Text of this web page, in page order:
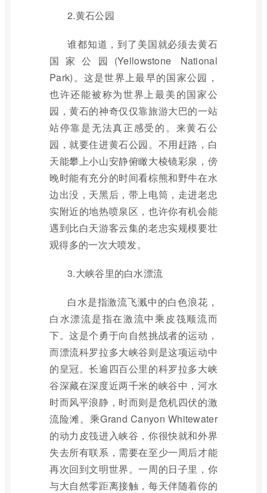
2.黄石公园
谁都知道，到了美国就必须去黄石
国家公园(Yellowstone National
Park)。这是世界上最早的国家公园，
也许还能被称为世界上最美的国家公
园，黄石的神奇仅仅靠旅游大巴的一站
站停靠是无法真正感受的。来黄石公
园，就要住进黄石公园。不用赶路，白
天能攀上小山安静俯瞰大棱镜彩泉，傍
晚时能有充分的时间看棕熊和野牛在水
边出没，天黑后，带上电筒，走进老忠
实附近的地热喷泉区，也许你有机会能
遇到比白天游客云集的老忠实规模要壮
观得多的一次大喷发。
3.大峡谷里的白水漂流
白水是指激流飞溅中的白色浪花，
白水漂流是指在激流中乘皮筏顺流而
下。这是个勇于向自然挑战者的运动，
而漂流科罗拉多大峡谷则是这项运动中
的皇冠。长逾四百公里的科罗拉多大峡
谷深藏在深度近两千米的峡谷中，河水
时而风平浪静，时而则是危机四伏的激
流险滩。乘Grand Canyon Whitewater
的动力皮筏进入峡谷，你很快就和外界
失去所有联系，需要在至少一周后才能
再次回到文明世界。一周的日子里，你
与大自然零距离接触，每天伴随着你的